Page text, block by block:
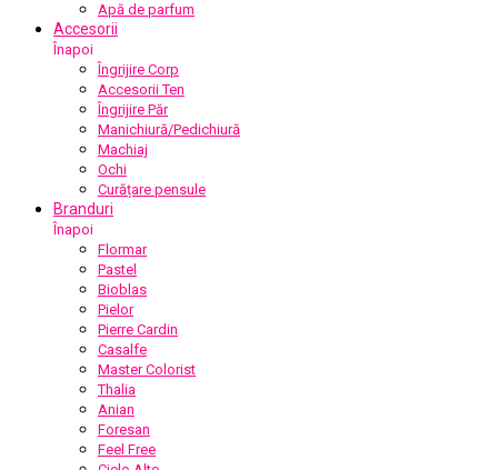
Apă de parfum
Accesorii
Înapoi
Îngrijire Corp
Accesorii Ten
Îngrijire Păr
Manichiură/Pedichiură
Machiaj
Ochi
Curățare pensule
Branduri
Înapoi
Flormar
Pastel
Bioblas
Pielor
Pierre Cardin
Casalfe
Master Colorist
Thalia
Anian
Foresan
Feel Free